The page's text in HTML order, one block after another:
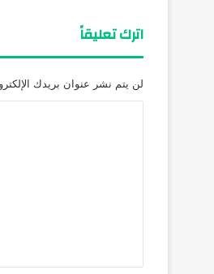
اترك تعليقاً
لن يتم نشر عنوان بريدك